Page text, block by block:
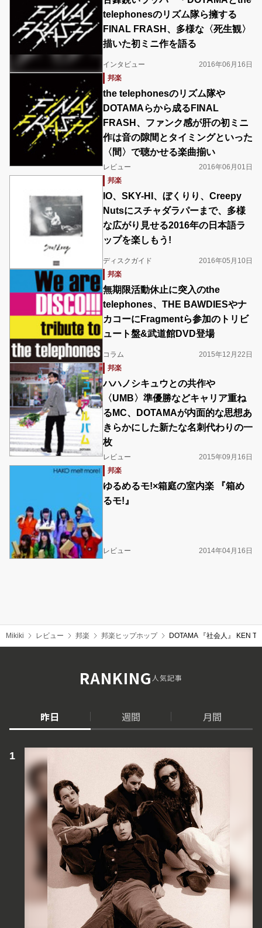
telephonesのリズム隊ら擁する
FINAL FRASH、多様な〈死生観〉
描いた初ミニ作を語る
インタビュー
2016年06月16日
邦楽
the telephonesのリズム隊や
DOTAMAらから成るFINAL
FRASH、ファンク感が肝の初ミニ
作は音の隙間とタイミングといった
〈間〉で聴かせる楽曲揃い
レビュー
2016年06月01日
邦楽
IO、SKY-HI、ぼくりり、Creepy
Nutsにスチャダラパーまで、多様
な広がり見せる2016年の日本語ラ
ップを楽しもう!
ディスクガイド
2016年05月10日
邦楽
無期限活動休止に突入のthe
telephones、THE BAWDIESやナ
カコーにFragmentら参加のトリビ
ュート盤&武道館DVD登場
コラム
2015年12月22日
邦楽
ハハノシキュウとの共作や
〈UMB〉準優勝などキャリア重ね
るMC、DOTAMAが内面的な思想あ
きらかにした新たな名刺代わりの一
枚
レビュー
2015年09月16日
邦楽
ゆるめるモ!×箱庭の室内楽 『箱め
るモ!』
レビュー 2014年04月16日
Mikiki レビュー 邦楽 邦楽ヒップホップ DOTAMA 『社会人』 KEN
RANKING人気記事
昨日 週間 月間